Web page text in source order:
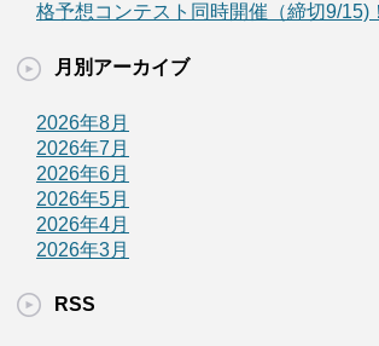
格予想コンテスト同時開催（締切9/15)！
月別アーカイブ
2026年8月
2026年7月
2026年6月
2026年5月
2026年4月
2026年3月
RSS